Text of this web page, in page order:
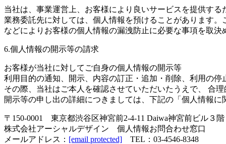
当社は、事業運営上、お客様により良いサービスを提供する
業務委託先に対しては、個人情報を預けることがあります
などによりお客様の個人情報の漏洩防止に必要な事項を取決
6.個人情報の開示等の請求
お客様が当社に対してご自身の個人情報の開示等
利用目的の通知、開示、内容の訂正・追加・削除、利用の
その際、当社はご本人を確認させていただいたうえで、 合理
開示等の申し出の詳細につきましては、下記の「個人情報
〒150-0001 東京都渋谷区神宮前2-4-11 Daiwa神宮前ビル３階
株式会社アーシャルデザイン 個人情報お問合わせ窓口
メールアドレス： [email protected] TEL：03-4546-8348